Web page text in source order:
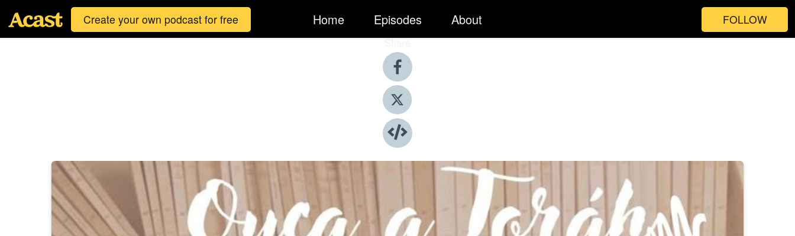
Create your own podcast for free Home Episodes About FOLLOW
Share